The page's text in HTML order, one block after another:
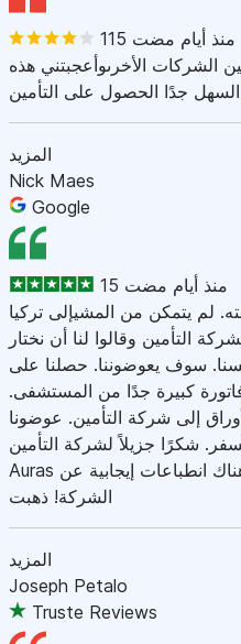
115 منذ أيام مضت
الشركات الأخرىوأعجبتني هذه
المزيد
Nick Maes
Google
15 منذ أيام مضت
بركبته. لم يتمكن من المشيإلى تركيا
التأمين وقالوا لنا أن نختار
سوف يعوضوننا. حصلنا على
كبيرة جدًا من المستشفى.
إلى شركة التأمين. عوضونا
شكرًا جزيلاً لشركة التأمين!
Auras أصبحت الآن خيارنا الوحيد. فقط هناك انطباعات إيجابية عن
الشركة! ذهبت
المزيد
Joseph Petalo
Truste Reviews